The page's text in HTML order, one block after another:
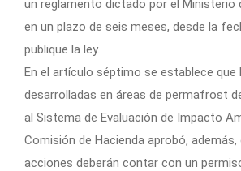
un reglamento dictado por el Ministerio
en un plazo de seis meses, desde la
publique la ley.
En el artículo séptimo se establece que
desarrolladas en áreas de permafrost
al Sistema de Evaluación de Impacto
Comisión de Hacienda aprobó,
acciones deberán contar con un